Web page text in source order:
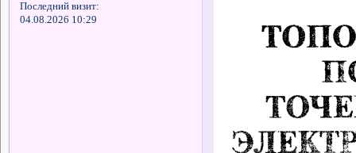
Последний визит:
04.08.2026 10:29